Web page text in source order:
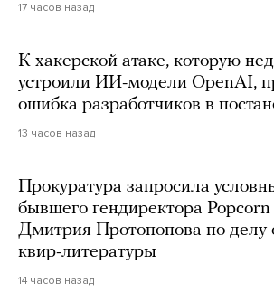
17 часов назад
К хакерской атаке, которую
устроили ИИ-модели OpenAI,
ошибка разработчиков в
13 часов назад
Прокуратура запросила
бывшего гендиректора Popcorn
Дмитрия Протопопова по делу
квир-литературы
14 часов назад